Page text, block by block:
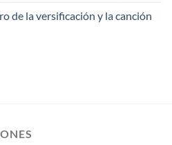
de la versificación y la canción